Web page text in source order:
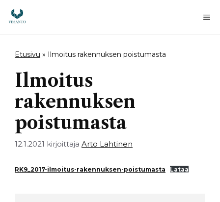
sisältöön
Etusivu » Ilmoitus rakennuksen poistumasta
Ilmoitus
rakennuksen
poistumasta
12.1.2021 kirjoittaja Arto Lahtinen
RK9_2017-ilmoitus-rakennuksen-poistumasta Lataa